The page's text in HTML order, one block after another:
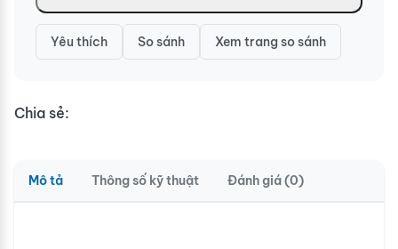
Yêu thích So sánh Xem trang so sánh
Chia sẻ:
Mô tả Thông số kỹ thuật Đánh giá (0)